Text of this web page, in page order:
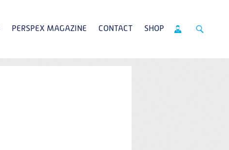
PERSPEX MAGAZINE CONTACT SHOP